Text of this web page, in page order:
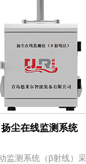
扬尘在线监测系统
监测系统（β射线）